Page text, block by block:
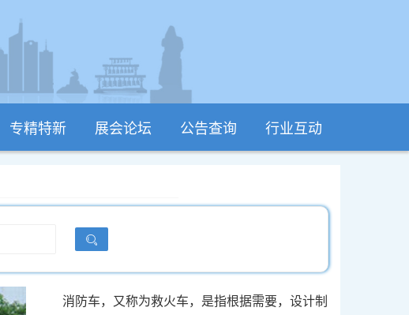
专精特新 展会论坛 公告查询 行业互动
消防车，又称为救火车，是指根据需要，设计制